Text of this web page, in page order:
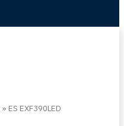
» ES EXF390LED